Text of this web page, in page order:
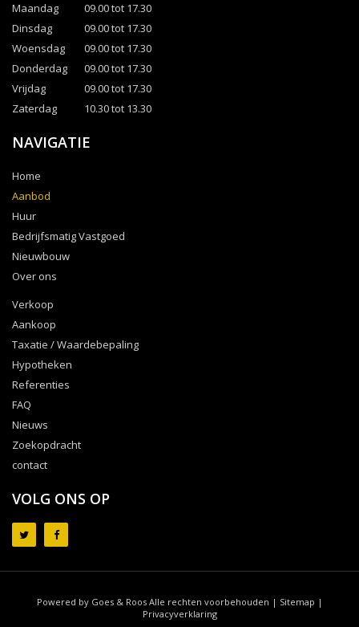
Maandag
09.00 tot 17.30
Dinsdag
09.00 tot 17.30
Woensdag
09.00 tot 17.30
Donderdag
09.00 tot 17.30
Vrijdag
09.00 tot 17.30
Zaterdag
10.30 tot 13.30
NAVIGATIE
Home
Aanbod
Huur
Bedrijfsmatig Vastgoed
Nieuwbouw
Over ons
Verkoop
Aankoop
Taxatie / Waardebepaling
Hypotheken
Referenties
FAQ
Nieuws
Zoekopdracht
contact
VOLG ONS OP
Powered by Goes & Roos Alle rechten voorbehouden | Sitemap |
Privacyverklaring